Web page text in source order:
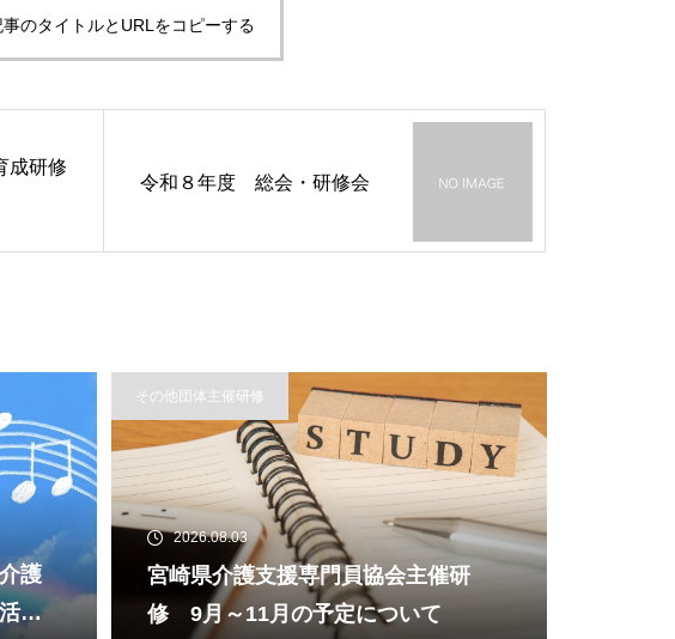
事のタイトルとURLをコピーする
成研修
令和８年度 総会・研修会
護
用
その他団体主催研修
2026.08.03
宮崎県介護支援専門員協会主催研
修 9月～11月の予定について